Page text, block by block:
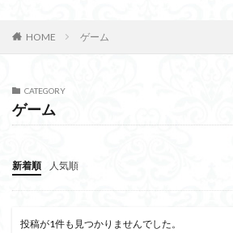
HOME ゲーム
CATEGORY
ゲーム
新着順 人気順
投稿が1件も見つかりませんでした。